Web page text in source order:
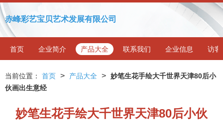
赤峰彩艺宝贝艺术发展有限公司
首页 企业简介 产品大全 联系我们 企业信息 访客
当前位置： 首页 > 产品大全 > 妙笔生花手绘大千世界天津80后小
伙画出生意经
妙笔生花手绘大千世界天津80后小伙